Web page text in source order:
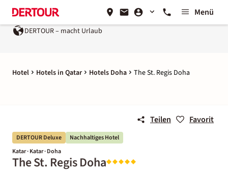
Menü
DERTOUR – macht Urlaub
Hotel Hotels in Qatar Hotels Doha The St. Regis Doha
Teilen Favorit
DERTOUR Deluxe
Nachhaltiges Hotel
Katar · Katar · Doha
The St. Regis Doha